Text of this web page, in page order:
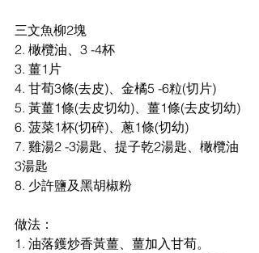
三文魚柳2塊
2. 橄欖油、3 -4杯
3. 薑1片
4. 甘荀3條(去皮)、金橘5 -6粒(切片)
5. 黃薑1條(去皮切幼)、薑1條(去皮切幼)
6. 菠菜1杯(切碎)、蔥1條(切幼)
7. 雞湯2 -3湯匙、提子乾2湯匙、橄欖油
3湯匙
8. 少許鹽及黑胡椒粉
做法：
1. 油落鑊炒香黃薑、薑加入甘荀。